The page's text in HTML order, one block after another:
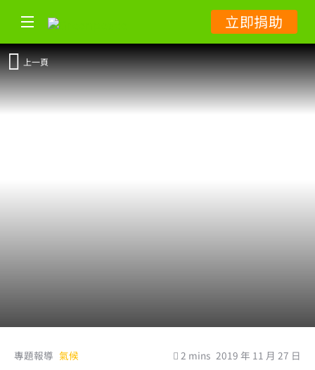
立即捐助
上一頁
專題報導 氣候 2 mins 2019 年 11 月 27 日